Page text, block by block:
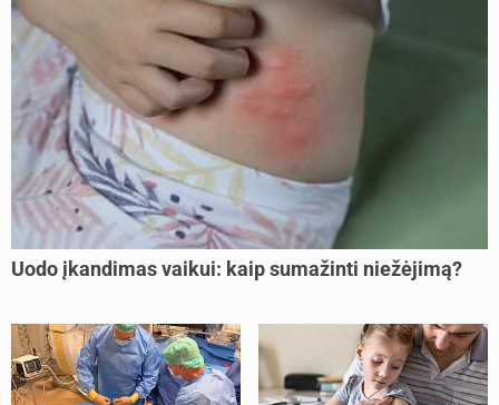
Uodo įkandimas vaikui: kaip sumažinti niežėjimą?